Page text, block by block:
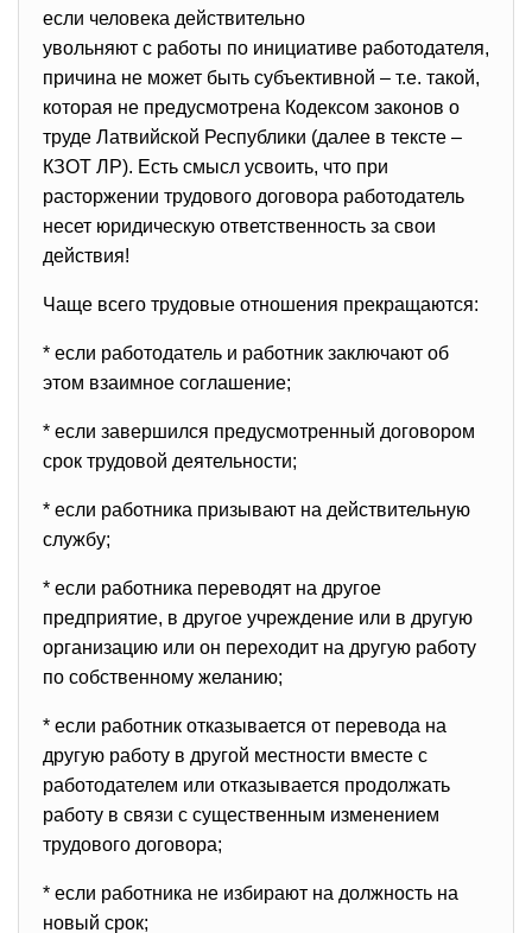
если человека действительно
увольняют с работы по инициативе работодателя,
причина не может быть субъективной – т.e. такой,
которая не предусмотрена Кодексом законов о
труде Латвийской Республики (далее в тексте –
КЗОТ ЛР). Есть смысл усвоить, что при
расторжении трудового договора работодатель
несет юридическую ответственность за свои
действия!
Чаще всего трудовые отношения прекращаются:
* если работодатель и работник заключают об
этом взаимное соглашение;
* если завершился предусмотренный договором
срок трудовой деятельности;
* если работника призывают на действительную
службу;
* если работника переводят на другое
предприятие, в другое учреждение или в другую
организацию или он переходит на другую работу
по собственному желанию;
* если работник отказывается от перевода на
другую работу в другой местности вместе с
работодателем или отказывается продолжать
работу в связи с существенным изменением
трудового договора;
* если работника не избирают на должность на
новый срок;